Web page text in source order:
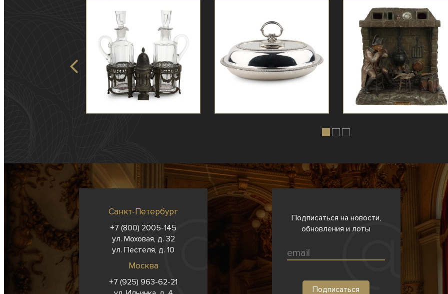
Санкт-Петербург
+7 (800) 2005-145
ул. Моховая, д. 32
ул. Пестеля, д. 10
Москва
+7 (925) 963-62-21
Подписаться на новости,
обновления и лоты